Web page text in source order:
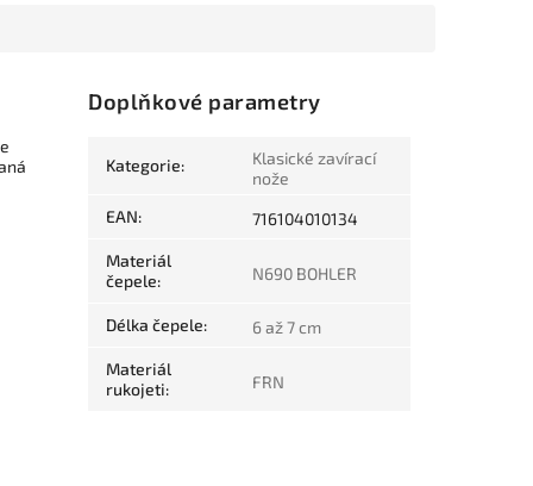
Doplňkové parametry
Kategorie:
Klasické zavírací
nože
EAN: 716104010134
Materiál
čepele: N690 BOHLER
Délka čepele: 6 až 7 cm
Materiál
rukojeti: FRN